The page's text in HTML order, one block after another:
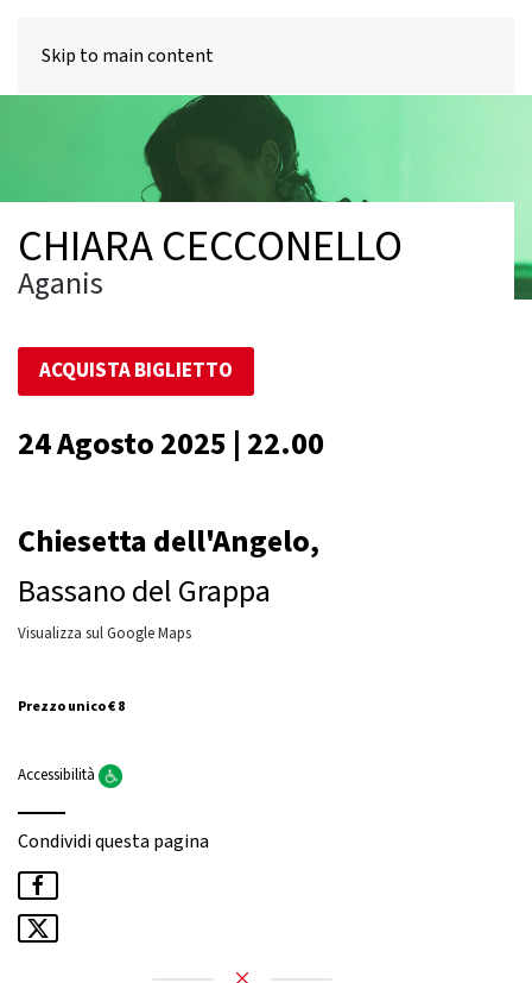
Skip to main content
CHIARA CECCONELLO
Aganis
ACQUISTA BIGLIETTO
24 Agosto 2025 | 22.00
Chiesetta dell'Angelo,
Bassano del Grappa
Visualizza sul Google Maps
Prezzo unico € 8
Accessibilità
Condividi questa pagina